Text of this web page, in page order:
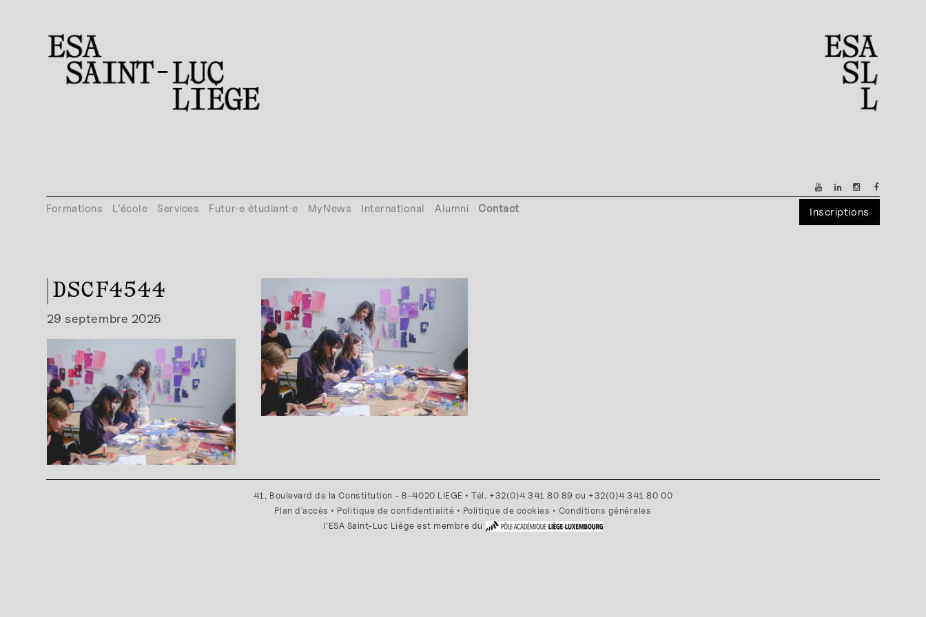
Formations L’école Services Futur·e étudiant·e MyNews International Alumni Contact Inscriptions
DSCF4544
29 septembre 2025
41, Boulevard de la Constitution - B-4020 LIEGE • Tél. +32(0)4 341 80 89 ou +32(0)4 341 80 00
Plan d'accès • Politique de confidentialité • Politique de cookies • Conditions générales
l'ESA Saint-Luc Liège est membre du